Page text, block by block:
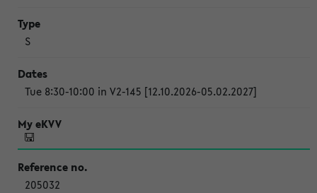
S
Tue 8:30-10:00 in V2-145 [12.10.2026-05.02.2027]
205032